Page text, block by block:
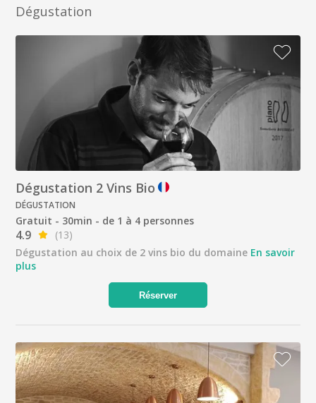
Dégustation
Dégustation 2 Vins Bio
DÉGUSTATION
Gratuit - 30min - de 1 à 4 personnes
4.9
(13)
Dégustation au choix de 2 vins bio du domaine En savoir
plus
Réserver